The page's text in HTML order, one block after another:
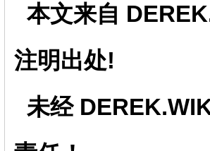
本文来自
注明出处!
未经